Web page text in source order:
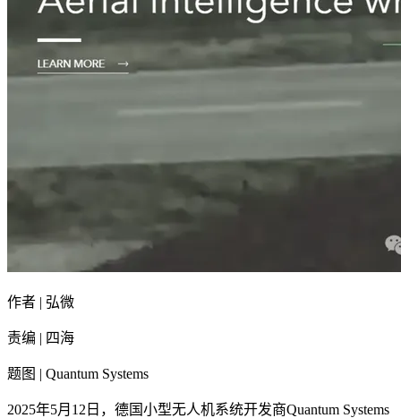
作者 | 弘微
责编 | 四海
题图 | Quantum Systems
2025年5月12日，德国小型无人机系统开发商Quantum Systems